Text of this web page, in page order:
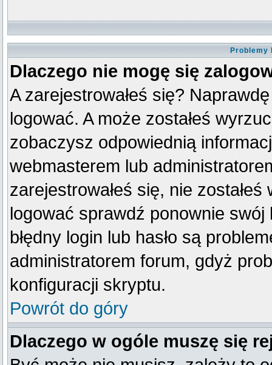
Problemy
Dlaczego nie mogę się
A zarejestrowałeś się?
logować. A może zostałeś
zobaczysz odpowiednią
webmasterem lub
zarejestrowałeś się, nie
logować sprawdź ponownie swój
błędny login lub hasło są
administratorem forum, gdyż
konfiguracji skryptu.
Powrót do góry
Dlaczego w ogóle muszę się